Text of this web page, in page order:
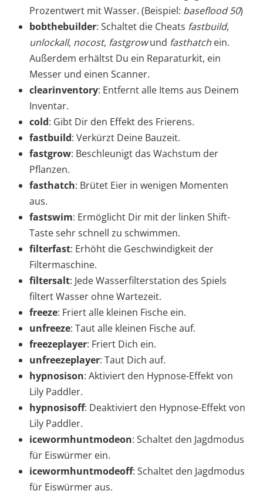
Prozentwert mit Wasser. (Beispiel: baseflood 50)
bobthebuilder: Schaltet die Cheats fastbuild,
unlockall, nocost, fastgrowund fasthatch ein.
Außerdem erhältst Du ein Reparaturkit, ein
Messer und einen Scanner.
clearinventory: Entfernt alle Items aus Deinem
Inventar.
cold: Gibt Dir den Effekt des Frierens.
fastbuild: Verkürzt Deine Bauzeit.
fastgrow: Beschleunigt das Wachstum der
Pflanzen.
fasthatch: Brütet Eier in wenigen Momenten
aus.
fastswim: Ermöglicht Dir mit der linken Shift-
Taste sehr schnell zu schwimmen.
filterfast: Erhöht die Geschwindigkeit der
Filtermaschine.
filtersalt: Jede Wasserfilterstation des Spiels
filtert Wasser ohne Wartezeit.
freeze: Friert alle kleinen Fische ein.
unfreeze: Taut alle kleinen Fische auf.
freezeplayer: Friert Dich ein.
unfreezeplayer: Taut Dich auf.
hypnosison: Aktiviert den Hypnose-Effekt von
Lily Paddler.
hypnosisoff: Deaktiviert den Hypnose-Effekt von
Lily Paddler.
icewormhuntmodeon: Schaltet den Jagdmodus
für Eiswürmer ein.
icewormhuntmodeoff: Schaltet den Jagdmodus
für Eiswürmer aus.